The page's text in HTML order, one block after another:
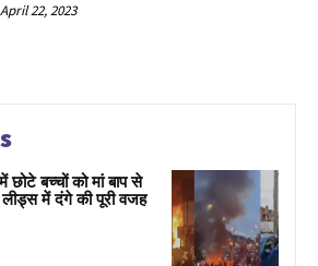
April 22, 2023
बच्चों को मां बाप से
में दंगे की पूरी वजह